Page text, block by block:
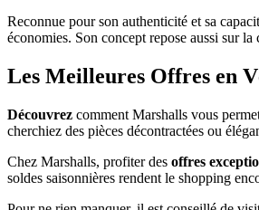
Reconnue pour son authenticité et sa
économies. Son concept repose aussi sur
Les Meilleures Offres en
Découvrez comment Marshalls vous
cherchiez des pièces décontractées ou
Chez Marshalls, profiter des offres
soldes saisonnières rendent le shopping